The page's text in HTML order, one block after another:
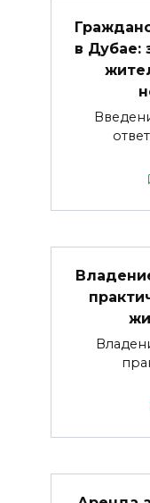
в Дубае: